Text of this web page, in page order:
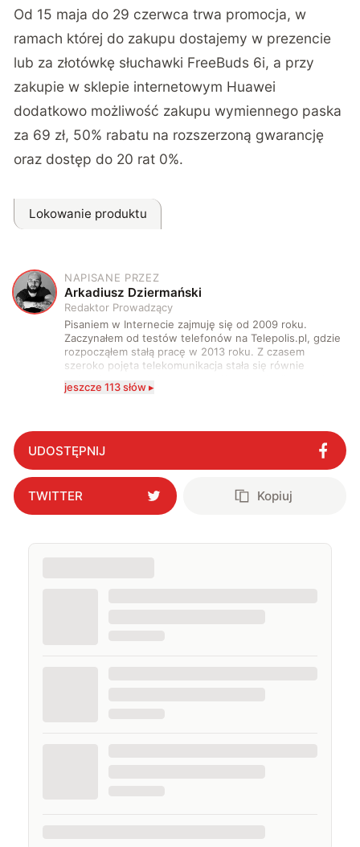
Od 15 maja do 29 czerwca trwa promocja, w
ramach której do zakupu dostajemy w prezencie
lub za złotówkę słuchawki FreeBuds 6i, a przy
zakupie w sklepie internetowym Huawei
dodatkowo możliwość zakupu wymiennego paska
za 69 zł, 50% rabatu na rozszerzoną gwarancję
oraz dostęp do 20 rat 0%.
Lokowanie produktu
A
NAPISANE PRZEZ
Arkadiusz Dziermański
Redaktor Prowadzący
Pisaniem w Internecie zajmuję się od 2009 roku.
Zaczynałem od testów telefonów na Telepolis.pl, gdzie
rozpocząłem stałą pracę w 2013 roku. Z czasem
szeroko pojęta telekomunikacja stała się równie
że do urządzeń mobilnych dołączył też inny sprzęt
środku nocy. Od 2019 roku śledzę i opisuję ruchy
antykomórkowe w Polsce i na świecie. Poziom
wylewanego przez nie hejtu świadczy o tym, że robię
to dobrze. Na przestrzeni ostatnich lat moje teksty
pojawiały się na łamach serwisów GamingSociety, Gry-
Online i PCWorld.pl, a od 2020 roku jestem związany z
WhatNext.pl, gdzie jestem zastępcą redaktora
interesując się nowymi technologiami, ale nie
jeszcze 113 słów ▸
UDOSTĘPNIJ
TWITTER Kopiuj